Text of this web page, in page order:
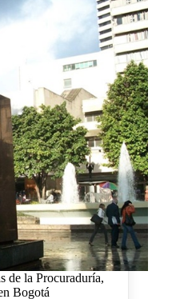
de la Procuraduría,
Bogotá